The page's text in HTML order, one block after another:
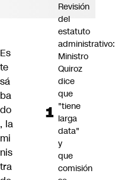
Es
te
sá
ba
do
, la
mi
nis
tra
Revisión
del
estatuto
administrativo:
Ministro
Quiroz
dice
que
"tiene
larga
data"
y
que
comisión